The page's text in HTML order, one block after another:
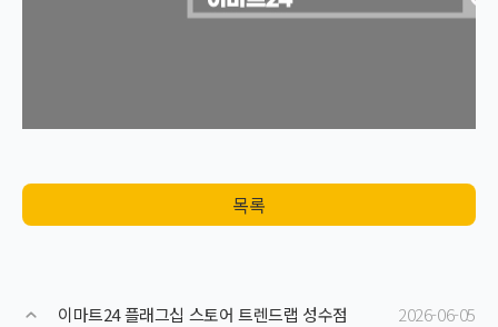
목록
이마트24 플래그십 스토어 트렌드랩 성수점 2026-06-05